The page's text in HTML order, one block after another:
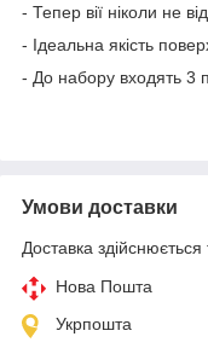
- Тепер вії ніколи не
- Ідеальна якість
- До набору входять 3
Умови доставки
Доставка здійснюється
Нова Пошта
Укрпошта